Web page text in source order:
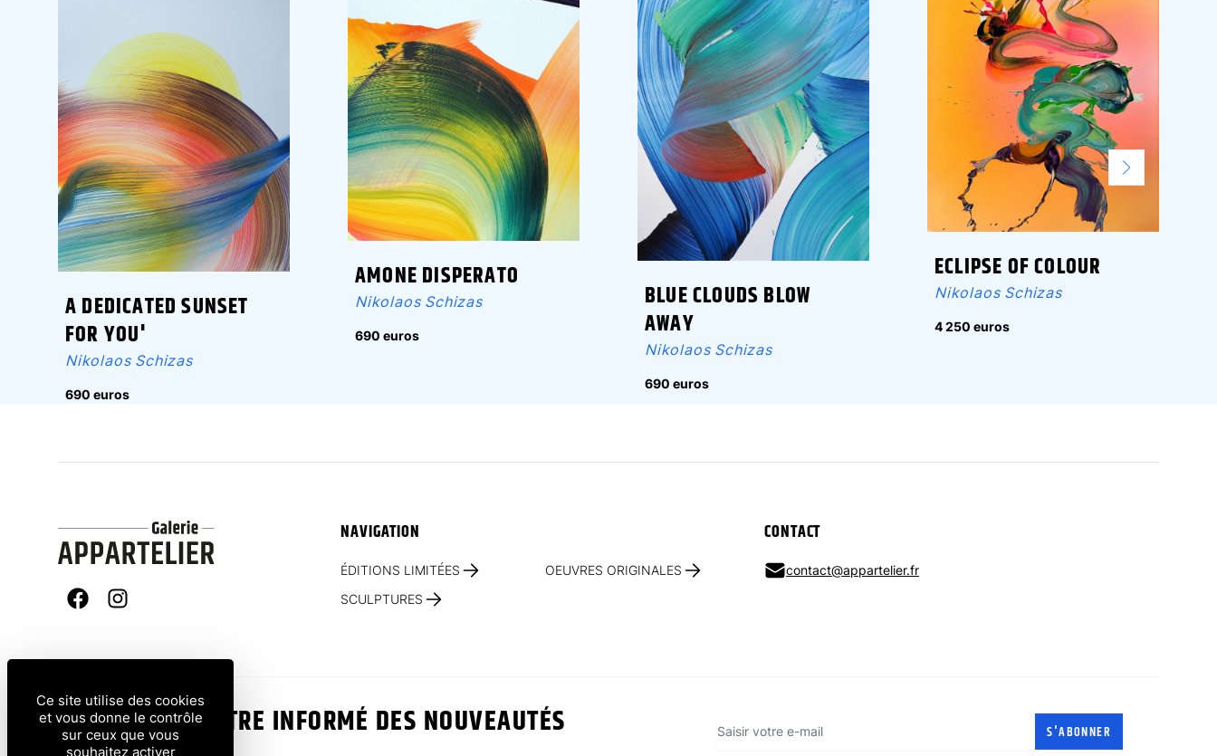
A DEDICATED SUNSET
FOR YOU'
Nikolaos Schizas
690 euros
AMONE DISPERATO
Nikolaos Schizas
690 euros
BLUE CLOUDS BLOW
AWAY
Nikolaos Schizas
690 euros
ECLIPSE OF COLOUR
Nikolaos Schizas
4 250 euros
FacebookInstagram
NAVIGATION
ÉDITIONS LIMITÉES
OEUVRES ORIGINALES
SCULPTURES
CONTACT
contact@appartelier.fr
VOUS VOULEZ ÊTRE INFORMÉ DES NOUVEAUTÉS
Adresse e-mail S'ABONNER
Ce site utilise des cookies
et vous donne le contrôle
sur ceux que vous
souhaitez activer